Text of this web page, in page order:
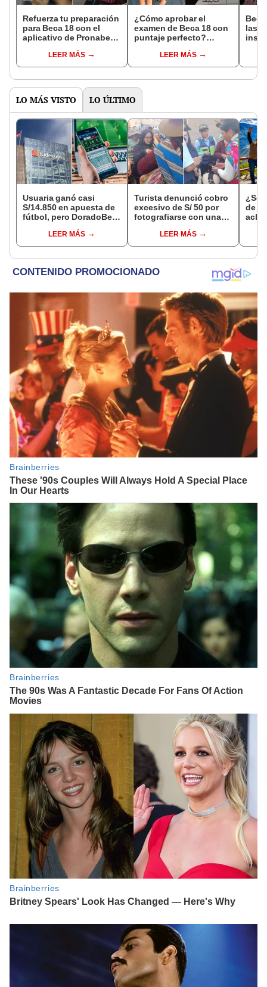
Refuerza tu preparación
para Beca 18 con el
aplicativo de Pronabec:
LEER MÁS
¿Cómo aprobar el
examen de Beca 18 con
puntaje perfecto?
revela sus mejores tips
LEER MÁS
las
LO MÁS VISTO LO ÚLTIMO
Usuaria ganó casi
S/14.850 en apuesta de
fútbol, pero DoradoBet
Indecopi multó a la
empresa con más de S/
LEER MÁS
Turista denunció cobro
excesivo de S/ 50 por
fotografiarse con una
Serenazgo recuperó el
dinero
LEER MÁS
¿Se
de